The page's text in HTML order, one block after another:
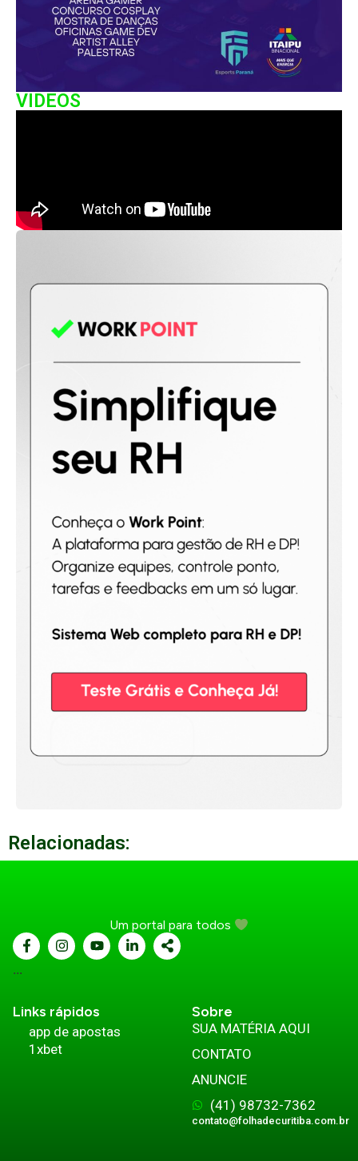
VIDEOS
Relacionadas:
Um portal para todos
...
Links rápidos
app de apostas
1xbet
Sobre
SUA MATÉRIA AQUI
CONTATO
ANUNCIE
(41) 98732-7362
contato@folhadecuritiba.com.br